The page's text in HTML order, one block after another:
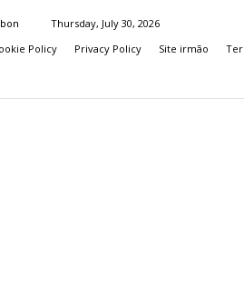
Thursday, July 30, 2026
Policy Privacy Policy Site irmão